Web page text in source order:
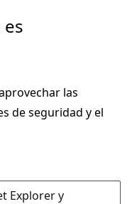
las
de seguridad y el
Explorer y